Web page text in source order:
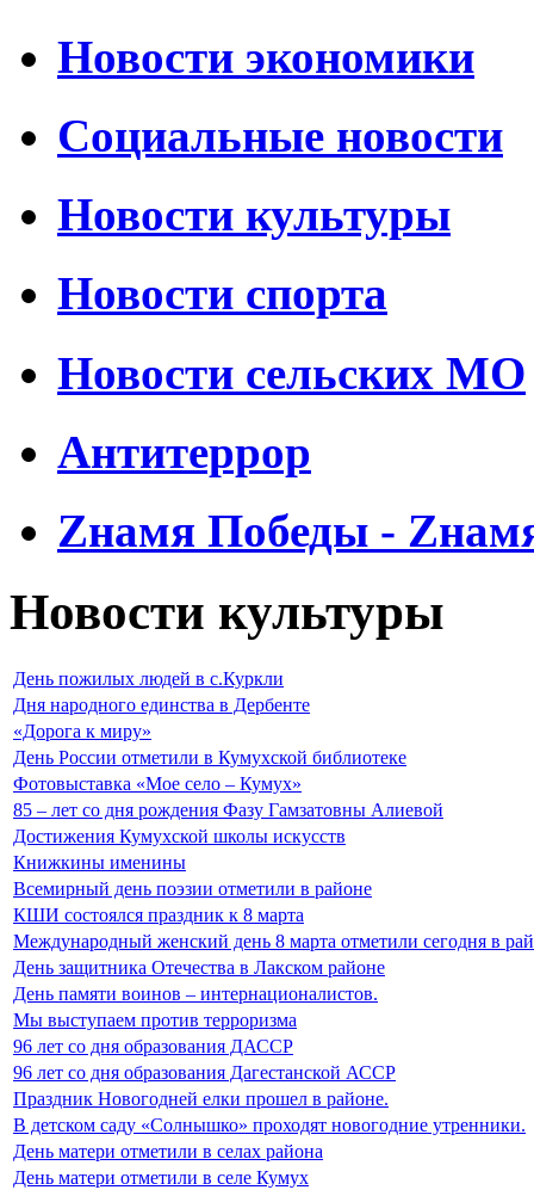
Новости экономики
Социальные новости
Новости культуры
Новости спорта
Новости сельских МО
Антитеррор
Zнамя Победы -
Новости культуры
День пожилых людей в с.Куркли
Дня народного единства в Дербенте
«Дорога к миру»
День России отметили в Кумухской библиотеке
Фотовыставка «Мое село – Кумух»
85 – лет со дня рождения Фазу Гамзатовны Алиевой
Достижения Кумухской школы искусств
Книжкины именины
Всемирный день поэзии отметили в районе
КШИ состоялся праздник к 8 марта
Международный женский день 8 марта отметили сегодня в
День защитника Отечества в Лакском районе
День памяти воинов – интернационалистов.
Мы выступаем против терроризма
96 лет со дня образования ДАССР
96 лет со дня образования Дагестанской АССР
Праздник Новогодней елки прошел в районе.
В детском саду «Солнышко» проходят новогодние утренники.
День матери отметили в селах района
День матери отметили в селе Кумух